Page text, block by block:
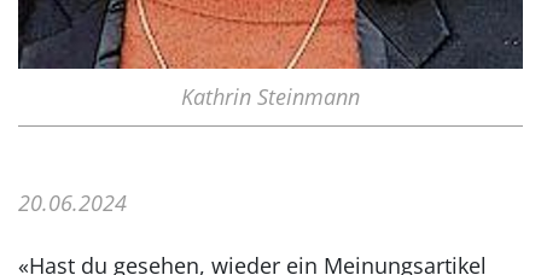
Kathrin Steinmann
20.06.2024
«Hast du gesehen, wieder ein Meinungsartikel